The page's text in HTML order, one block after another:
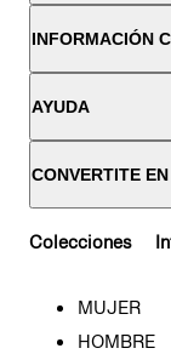
INFORMACIÓN
AYUDA
CONVERTITE
Colecciones
MUJER
HOMBRE